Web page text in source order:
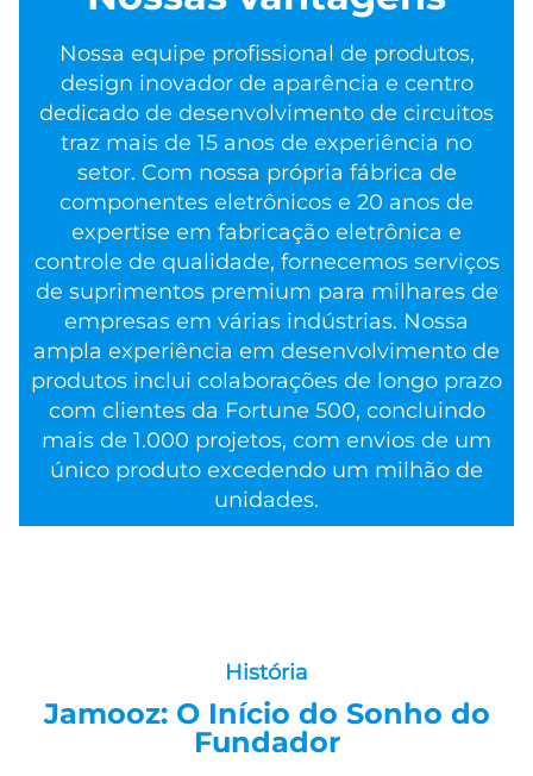
Nossa equipe profissional de produtos,
design inovador de aparência e centro
dedicado de desenvolvimento de circuitos
traz mais de 15 anos de experiência no
setor. Com nossa própria fábrica de
componentes eletrônicos e 20 anos de
expertise em fabricação eletrônica e
controle de qualidade, fornecemos serviços
de suprimentos premium para milhares de
empresas em várias indústrias. Nossa
ampla experiência em desenvolvimento de
produtos inclui colaborações de longo prazo
com clientes da Fortune 500, concluindo
mais de 1.000 projetos, com envios de um
único produto excedendo um milhão de
unidades.
História
Jamooz: O Início do Sonho do
Fundador